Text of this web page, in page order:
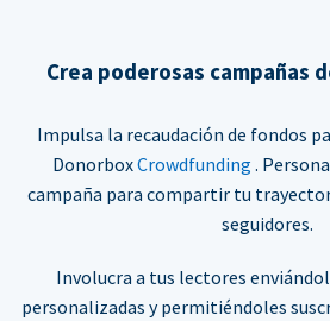
Crea poderosas campañas
Impulsa la recaudación de fondos
DonorboxCrowdfunding .
campaña para compartir tu
seguidores.
Involucra a tus lectores
personalizadas y permitiéndoles